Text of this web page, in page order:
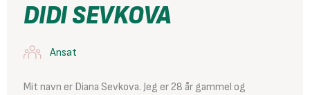
DIDI SEVKOVA
Ansat
Mit navn er Diana Sevkova. Jeg er 28 år gammel og